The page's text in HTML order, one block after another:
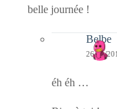
belle journée !
Belbe
26/11/
éh éh …